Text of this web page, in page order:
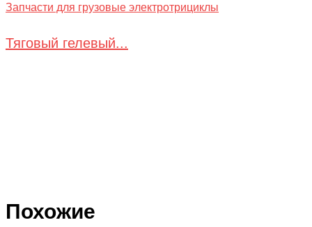
Запчасти для грузовые электротрициклы
Тяговый гелевый...
Похожие